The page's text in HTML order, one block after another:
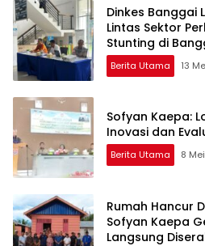
Dinkes Banggai
Lintas Sektor
Stunting di
Berita Utama 13
Sofyan Kaepa:
Inovasi dan
Berita Utama 8
Rumah Hancur
Sofyan Kaepa
Langsung